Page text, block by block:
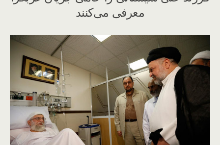
معرفی می‌کنند